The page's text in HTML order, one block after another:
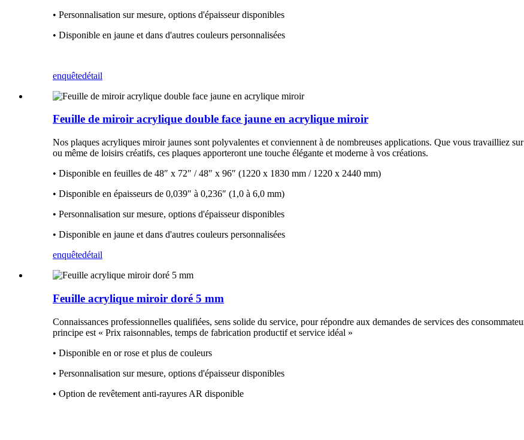
• Personnalisation sur mesure, options d'épaisseur disponibles
• Disponible en jaune et dans d'autres couleurs personnalisées
enquêtedétail
Feuille de miroir acrylique double face jaune en acrylique miroir
Nos plaques acryliques miroir jaunes sont polyvalentes et conviennent à de nombreuses applications. Que vous travailliez
ou même de loisirs créatifs, ces plaques apporteront une touche élégante et moderne à vos créations.
• Disponible en feuilles de 48″ x 72″ / 48″ x 96″ (1220 x 1830 mm / 1220 x 2440 mm)
• Disponible en épaisseurs de 0,039″ à 0,236″ (1,0 à 6,0 mm)
• Personnalisation sur mesure, options d'épaisseur disponibles
• Disponible en jaune et dans d'autres couleurs personnalisées
enquêtedétail
Feuille acrylique miroir doré 5 mm
Connaissances professionnelles qualifiées, sens solide du service, pour répondre aux demandes de services des
principe est « Prix raisonnables, temps de fabrication productif et service idéal »
• Disponible en or rose et plus de couleurs
• Personnalisation sur mesure, options d'épaisseur disponibles
• Option de revêtement anti-rayures AR disponible